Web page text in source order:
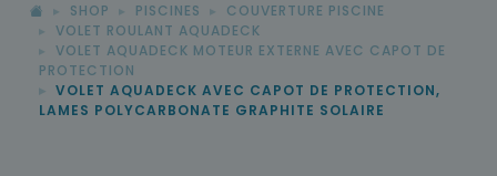
SHOP PISCINES
COUVERTURE PISCINE
VOLET ROULANT AQUADECK
VOLET AQUADECK MOTEUR EXTERNE AVEC CAPOT DE
PROTECTION
VOLET AQUADECK AVEC CAPOT DE PROTECTION,
LAMES POLYCARBONATE GRAPHITE SOLAIRE